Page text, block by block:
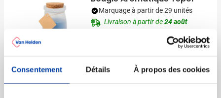
Consentement Détails À propos des cookies
1,45
Marquage à partir de 29 unités
Livraison à partir de24 août